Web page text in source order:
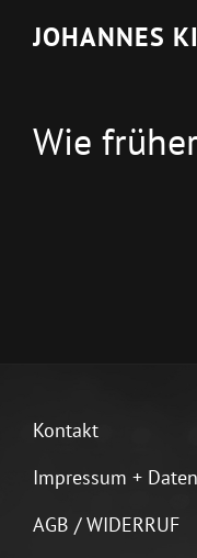
JOHANNES
Wie
Kontakt
Impressum +
AGB / WIDERRUF